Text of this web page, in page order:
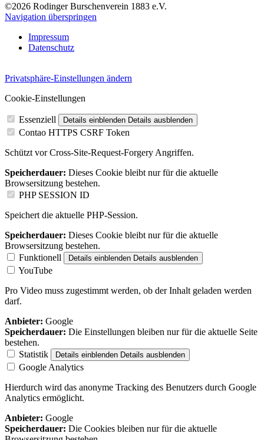
©2026 Rodinger Burschenverein 1883 e.V.
Navigation überspringen
Impressum
Datenschutz
Privatsphäre-Einstellungen ändern
Cookie-Einstellungen
Essenziell Details einblenden Details ausblenden
Contao HTTPS CSRF Token
Schützt vor Cross-Site-Request-Forgery Angriffen.
Speicherdauer: Dieses Cookie bleibt nur für die aktuelle
Browsersitzung bestehen.
PHP SESSION ID
Speichert die aktuelle PHP-Session.
Speicherdauer: Dieses Cookie bleibt nur für die aktuelle
Browsersitzung bestehen.
Funktionell
Details einblenden Details ausblenden
YouTube
Pro Video muss zugestimmt werden, ob der Inhalt geladen werden
darf.
Anbieter: Google
Speicherdauer: Die Einstellungen bleiben nur für die aktuelle Seite
bestehen.
Statistik
Details einblenden Details ausblenden
Google Analytics
Hierdurch wird das anonyme Tracking des Benutzers durch Google
Analytics ermöglicht.
Anbieter: Google
Speicherdauer: Die Cookies bleiben nur für die aktuelle